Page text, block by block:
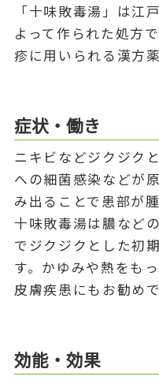
「十味敗毒湯」は江
よって作られた処方
疹に用いられる漢方薬
症状・働き
ニキビなどジクジク
への細菌感染などが
み出ることで患部が
十味敗毒湯は膿など
でジクジクとした初
す。かゆみや熱をも
皮膚疾患にもお勧めで
効能・効果